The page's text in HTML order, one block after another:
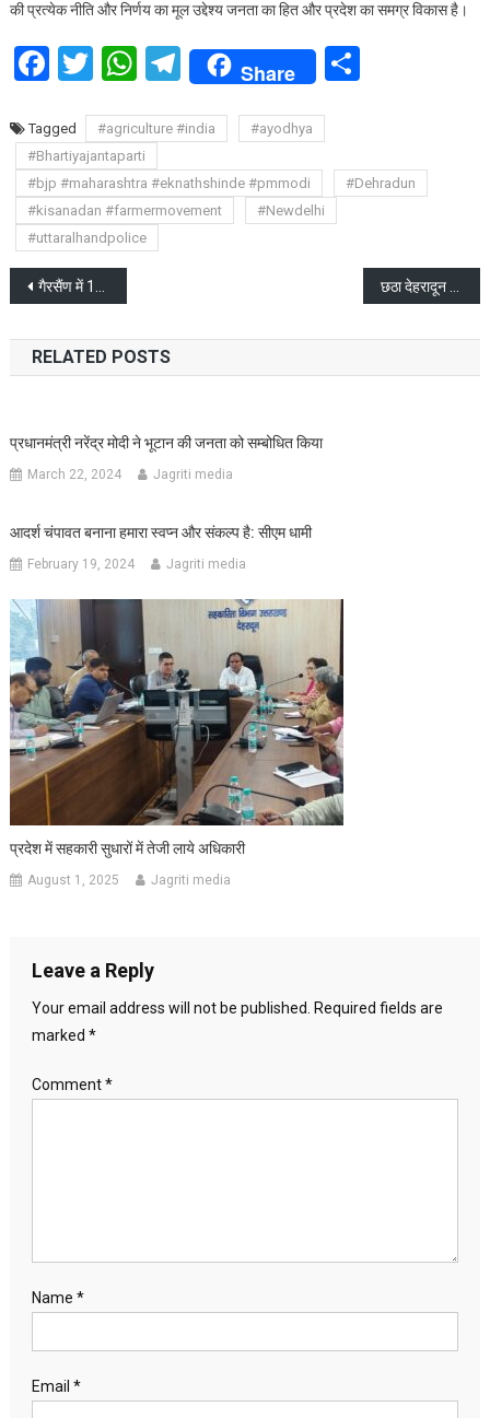
की प्रत्येक नीति और निर्णय का मूल उद्देश्य जनता का हित और प्रदेश का समग्र विकास है।
Facebook
Twitter
WhatsApp
Telegram
Share Share
Tagged #agriculture #india
#ayodhya
#Bhartiyajantaparti
#bjp #maharashtra #eknathshinde #pmmodi
#Dehradun
#kisanadan #farmermovement
#Newdelhi
#uttaralhandpolice
Post
navigation
गैरसैंण में 142.25 करोड़ की विकास योजनाओं का लोकार्पण एवं शिलान्यास छठा देहरादून अंतरराष्ट्रीय विज्ञान एवं प्रौद्योगिकी महोत्सव का शुभारंभ
RELATED POSTS
प्रधानमंत्री नरेंद्र मोदी ने भूटान की जनता को सम्बोधित किया
March 22, 2024 Jagriti media
आदर्श चंपावत बनाना हमारा स्वप्न और संकल्प है: सीएम धामी
February 19, 2024 Jagriti media
प्रदेश में सहकारी सुधारों में तेजी लाये अधिकारी
August 1, 2025 Jagriti media
Leave a Reply
Your email address will not be published. Required fields are
marked *
Comment*
Name *
Email *